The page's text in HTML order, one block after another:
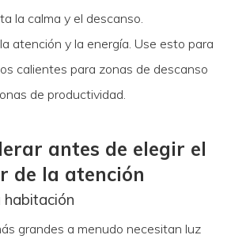
la calma y el descanso.
atención y la energía. Use esto para
calientes para zonas de descanso
de productividad.
antes de elegir el
de la atención
habitación
grandes a menudo necesitan luz